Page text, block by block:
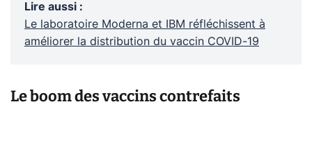
Lire aussi :
Le laboratoire Moderna et IBM réfléchissent à
améliorer la distribution du vaccin COVID-19
Le boom des vaccins contrefaits